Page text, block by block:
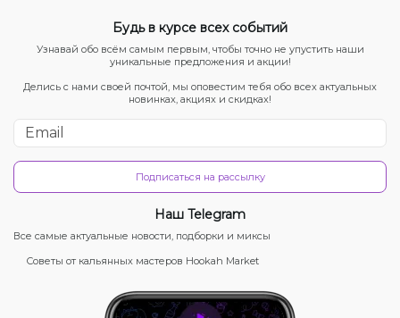
Будь в курсе всех событий
Узнавай обо всём самым первым, чтобы точно не упустить наши
уникальные предложения и акции!
Делись с нами своей почтой, мы оповестим тебя обо всех актуальных
новинках, акциях и скидках!
Подписаться на рассылку
Наш Telegram
Все самые актуальные новости, подборки и миксы
Советы от кальянных мастеров Hookah Market